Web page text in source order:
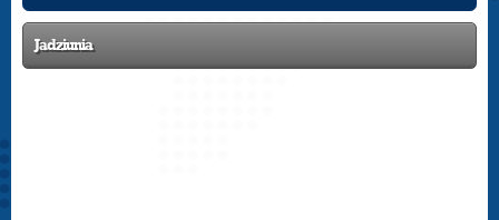
Jadziunia